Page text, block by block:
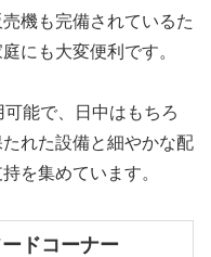
機も完備されているた
にも大変便利です。
能で、日中はもちろ
れた設備と細やかな配
を集めています。
ドコーナー